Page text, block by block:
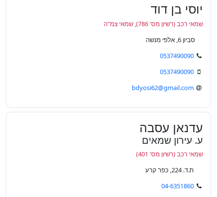
יוסי בן דוד
שמאי רכב (רשיון מס' 786), שמאי צמ"ה
סביון 6, אלפי מנשה
0537490090
0537490090
bdyosi62@gmail.com
עדנאן עסבה
ע. עירון שמאים
שמאי רכב (רשיון מס' 401)
ת.ד. 224, כפר קרע
04-6351860